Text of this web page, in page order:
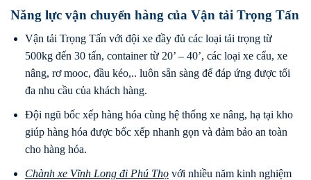
Năng lực vận chuyển hàng của Vận tải Trọng Tấn
Vận tải Trọng Tấn với đội xe đầy đủ các loại tải trọng từ
500kg đến 30 tấn, container từ 20’ – 40’, các loại xe cẩu, xe
nâng, rơ mooc, đầu kéo,.. luôn sẵn sàng để đáp ứng được tối
đa nhu cầu của khách hàng.
Đội ngũ bốc xếp hàng hóa cùng hệ thống xe nâng, hạ tại kho
giúp hàng hóa được bốc xếp nhanh gọn và đảm bảo an toàn
cho hàng hóa.
Chành xe Vĩnh Long đi Phú Thọvới nhiều năm kinh nghiệm